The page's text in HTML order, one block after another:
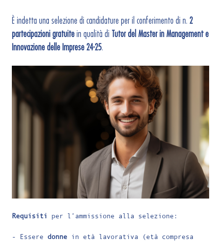
È indetta una selezione di candidature per il conferimento di n. 2
partecipazioni gratuitein qualità di Tutor del Master in Management e
Innovazione delle Imprese 24-25.
Requisiti per l’ammissione alla selezione:
- Essere donne in età lavorativa (età compresa